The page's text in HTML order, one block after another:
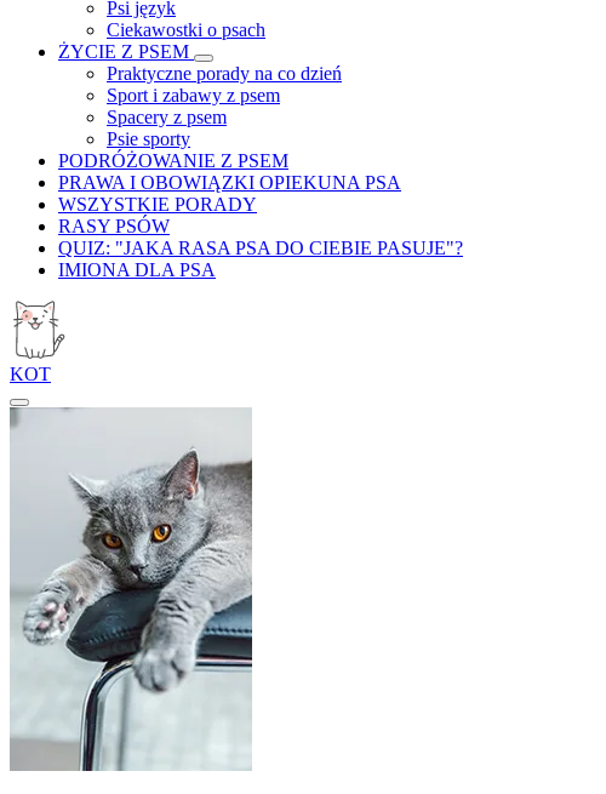
Psi język
Ciekawostki o psach
ŻYCIE Z PSEM
Praktyczne porady na co dzień
Sport i zabawy z psem
Spacery z psem
Psie sporty
PODRÓŻOWANIE Z PSEM
PRAWA I OBOWIĄZKI OPIEKUNA PSA
WSZYSTKIE PORADY
RASY PSÓW
QUIZ: "JAKA RASA PSA DO CIEBIE PASUJE"?
IMIONA DLA PSA
KOT